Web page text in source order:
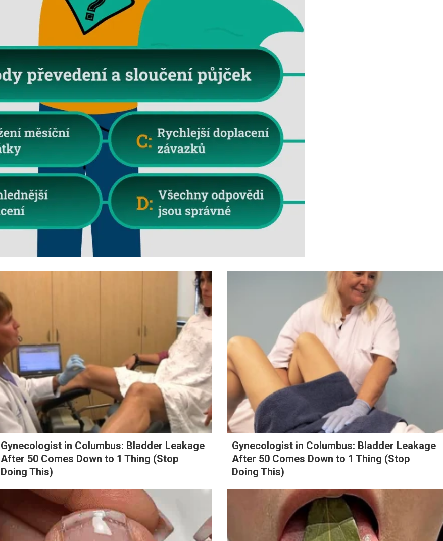
Gynecologist in Columbus: Bladder Leakage
After 50 Comes Down to 1 Thing (Stop
Doing This)
Gynecologist in Columbus: Bladder Leakage
After 50 Comes Down to 1 Thing (Stop
Doing This)